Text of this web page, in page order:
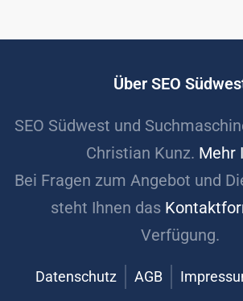
Über SEO
SEO Südwest und
Christian Kunz. Mehr
Bei Fragen zum Angebot und
steht Ihnen das
Verfügung.
Datenschutz AGB